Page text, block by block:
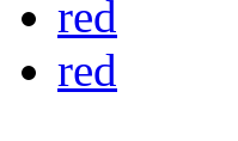
red
red